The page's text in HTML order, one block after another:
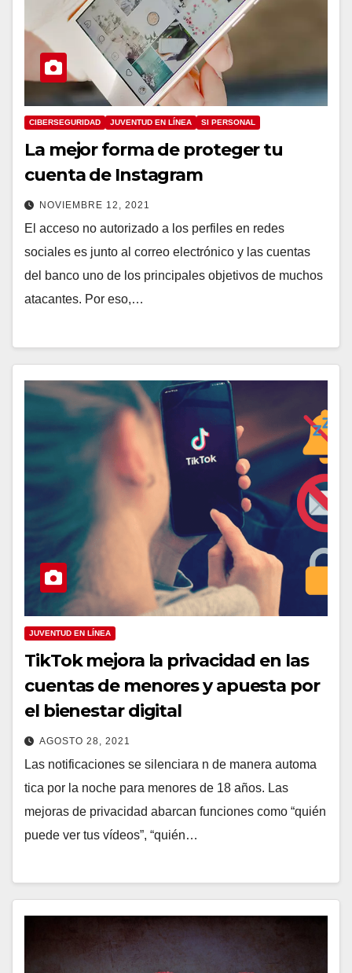
CIBERSEGURIDAD JUVENTUD EN LÍNEA SI PERSONAL
La mejor forma de proteger tu
cuenta de Instagram
NOVIEMBRE 12, 2021
El acceso no autorizado a los perfiles en redes
sociales es junto al correo electrónico y las cuentas
del banco uno de los principales objetivos de muchos
atacantes. Por eso,…
JUVENTUD EN LÍNEA
TikTok mejora la privacidad en las
cuentas de menores y apuesta por
el bienestar digital
AGOSTO 28, 2021
Las notificaciones se silenciara n de manera automa
tica por la noche para menores de 18 años. Las
mejoras de privacidad abarcan funciones como “quién
puede ver tus vídeos”, “quién…